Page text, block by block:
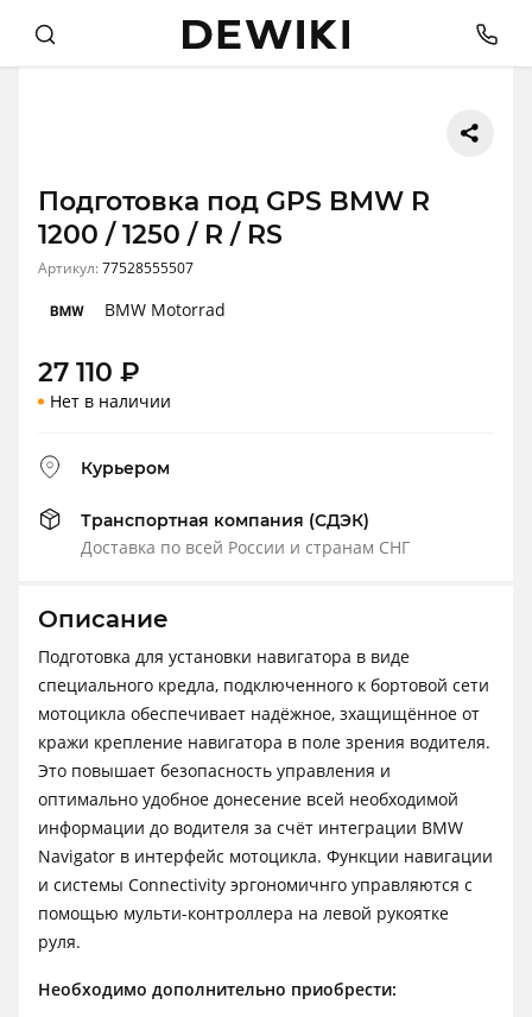
Подготовка под GPS BMW R
1200 / 1250 / R / RS
Артикул:77528555507
BMW Motorrad
27 110 ₽
Нет в наличии
Курьером
Транспортная компания (СДЭК)
Доставка по всей России и странам СНГ
Описание
Подготовка для установки навигатора в виде
специального кредла, подключенного к бортовой сети
мотоцикла обеспечивает надёжное, зхащищённое от
кражи крепление навигатора в поле зрения водителя.
Это повышает безопасность управления и
оптимально удобное донесение всей необходимой
информации до водителя за счёт интеграции BMW
Navigator в интерфейс мотоцикла. Функции навигации
и системы Connectivity эргономичнго управляются с
помощью мульти-контроллера на левой рукоятке
руля.
Необходимо дополнительно приобрести: